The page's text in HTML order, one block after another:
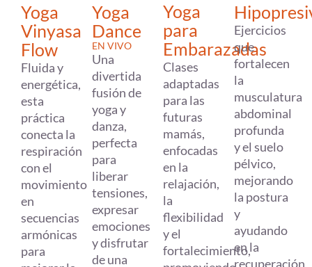
Yoga
Vinyasa
Flow
Fluida y
energética,
esta
práctica
conecta la
respiración
con el
movimiento
en
secuencias
armónicas
para
Yoga
Dance
EN VIVO
Una
divertida
fusión de
yoga y
danza,
perfecta
para
liberar
tensiones,
expresar
emociones
y disfrutar
de una
Yoga
para
Embarazadas
Clases
adaptadas
para las
futuras
mamás,
enfocadas
en la
relajación,
la
flexibilidad
y el
fortalecimiento,
Ejercicios
que
fortalecen
la
musculatura
abdominal
profunda
y el suelo
pélvico,
mejorando
la postura
y
ayudando
en la
recuperación